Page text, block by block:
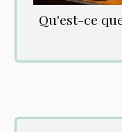
Qu'est-ce